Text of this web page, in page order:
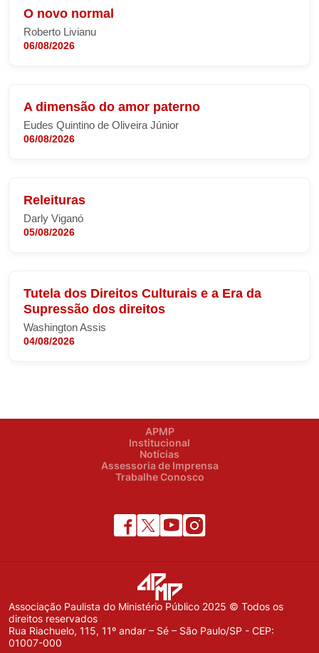
O novo normal
Roberto Livianu
06/08/2026
A dimensão do amor paterno
Eudes Quintino de Oliveira Júnior
06/08/2026
Releituras
Darly Viganó
05/08/2026
Tutela dos Direitos Culturais e a Era da
Supressão dos direitos
Washington Assis
04/08/2026
APMP
Institucional
Notícias
Assessoria de Imprensa
Trabalhe Conosco
Associação Paulista do Ministério Público 2025 © Todos os
direitos reservados
Rua Riachuelo, 115, 11º andar – Sé – São Paulo/SP - CEP:
01007-000